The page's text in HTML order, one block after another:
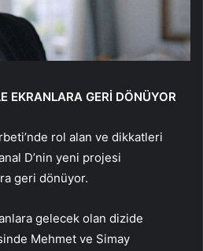
EKRANLARA GERİ DÖNÜYOR
rol alan ve dikkatleri
D’nin yeni projesi
geri dönüyor.
gelecek olan dizide
Mehmet ve Simay